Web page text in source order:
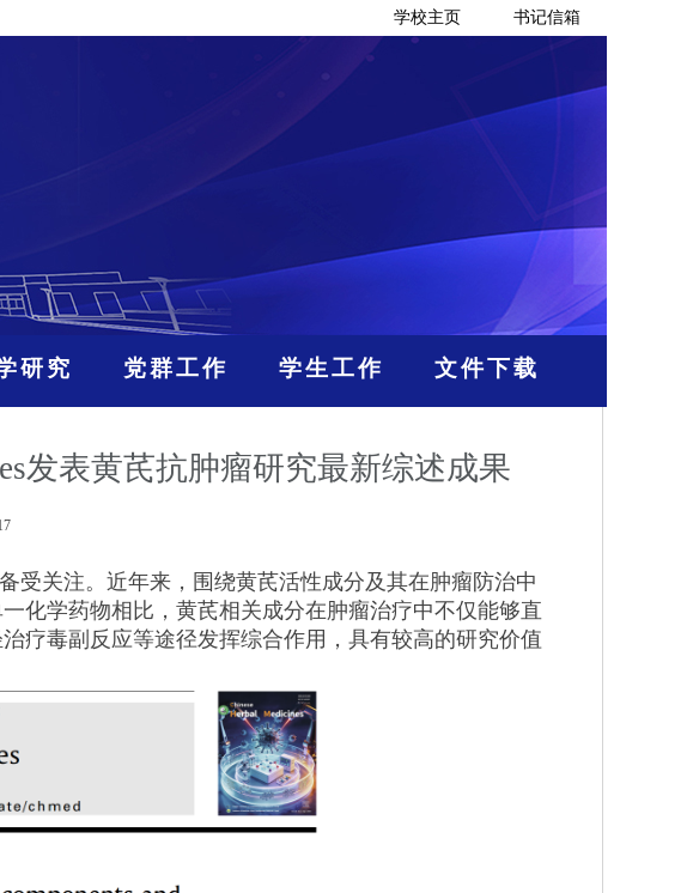
学校主页 书记信箱
研究 党群工作 学生工作 文件下载
发表黄芪抗肿瘤研究最新综述成果
受关注。近年来，围绕黄芪活性成分及其在肿瘤防治中
化学药物相比，黄芪相关成分在肿瘤治疗中不仅能够直
疗毒副反应等途径发挥综合作用，具有较高的研究价值